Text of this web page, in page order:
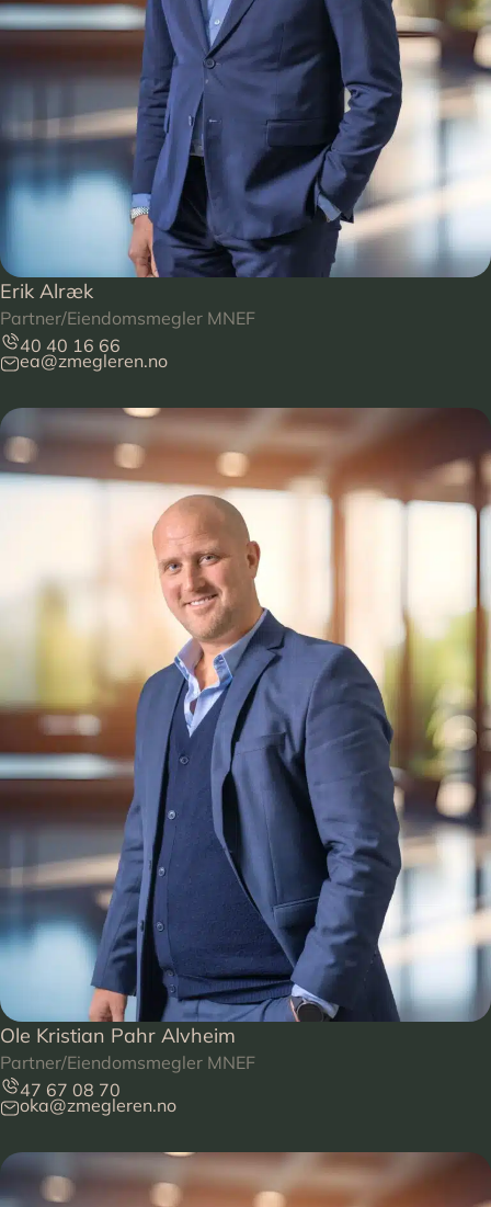
Erik Alræk
Partner/Eiendomsmegler MNEF
40 40 16 66
ea@zmegleren.no
Ole Kristian Pahr Alvheim
Partner/Eiendomsmegler MNEF
47 67 08 70
oka@zmegleren.no